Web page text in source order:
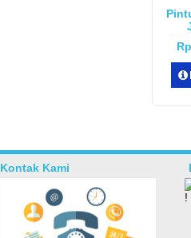
Kontak Kami